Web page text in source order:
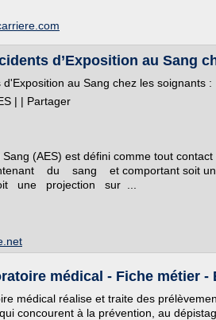
d’Exposition au Sang
au Sang chez les soignants :
| | Partager
(AES) est défini comme tout
du sang et comportant soit une
une projection sur ...
médical - Fiche métier -
médical réalise et traite des
concourent à la prévention, au